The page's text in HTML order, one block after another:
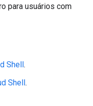
para usuários com
Shell.
Shell.